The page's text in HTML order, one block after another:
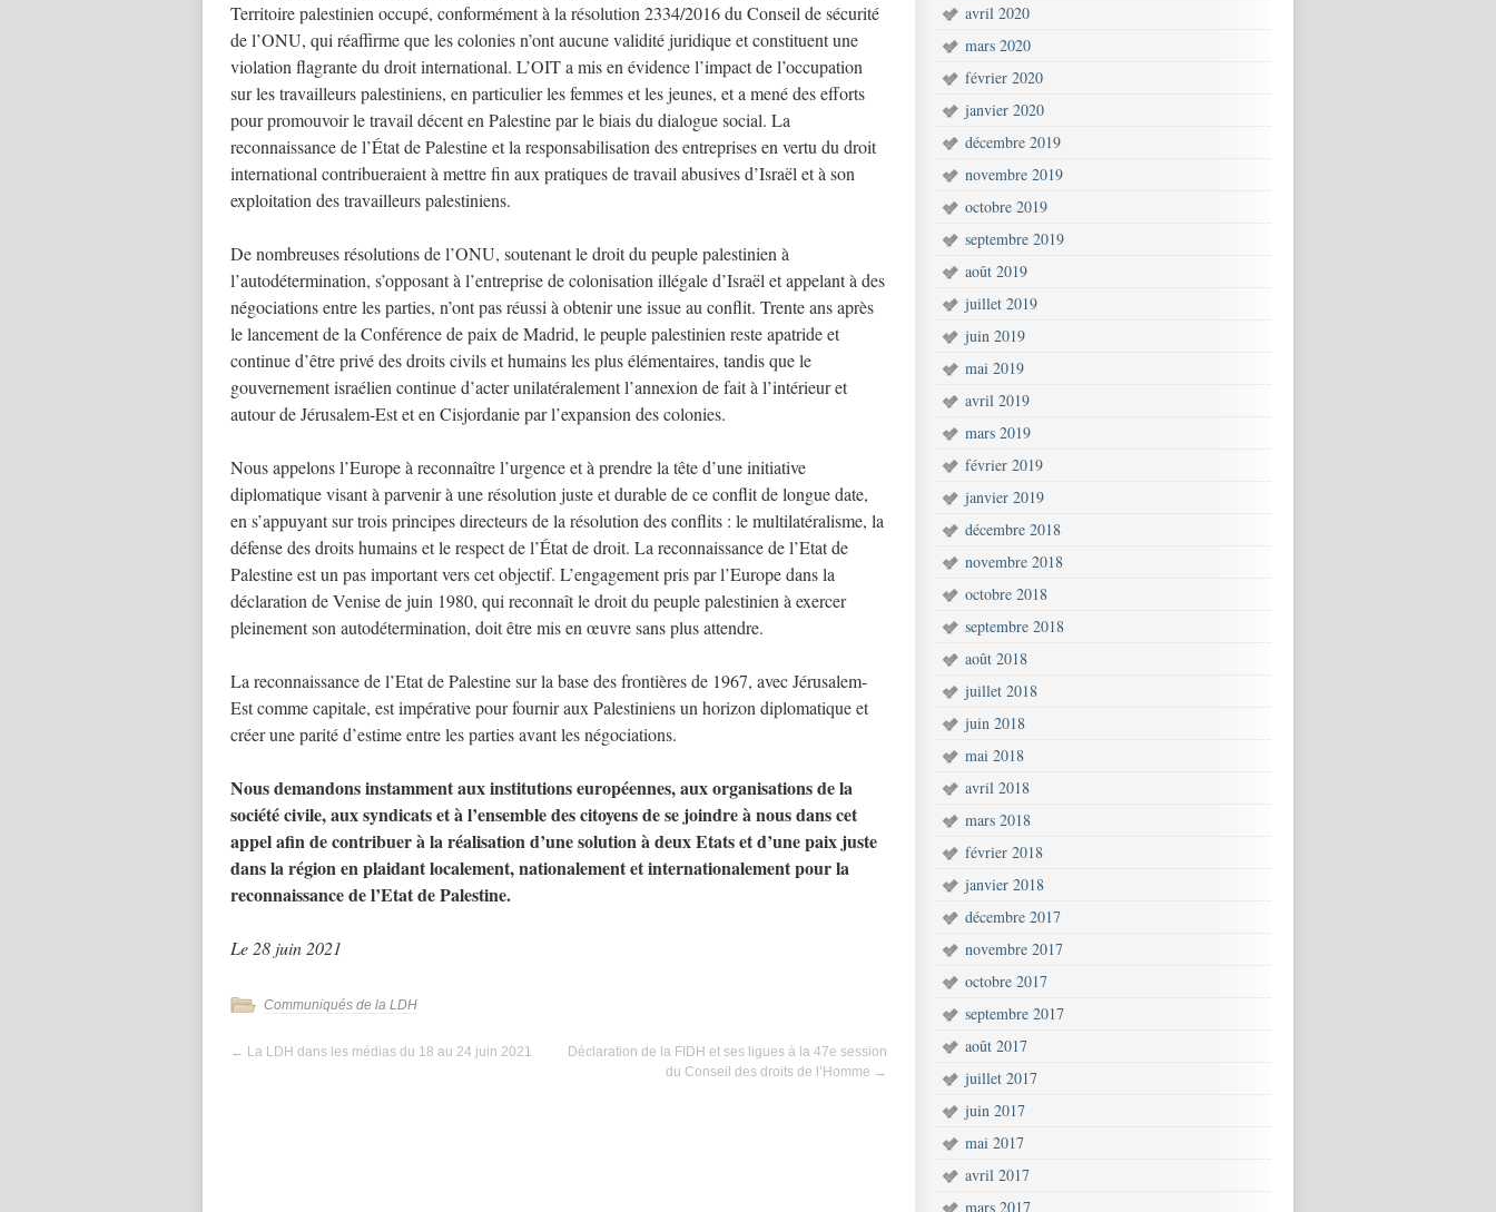
Territoire palestinien occupé, conformément à la résolution 2334/2016 du Conseil de sécurité
de l’ONU, qui réaffirme que les colonies n’ont aucune validité juridique et constituent une
violation flagrante du droit international. L’OIT a mis en évidence l’impact de l’occupation
sur les travailleurs palestiniens, en particulier les femmes et les jeunes, et a mené des efforts
pour promouvoir le travail décent en Palestine par le biais du dialogue social. La
reconnaissance de l’État de Palestine et la responsabilisation des entreprises en vertu du droit
international contribueraient à mettre fin aux pratiques de travail abusives d’Israël et à son
exploitation des travailleurs palestiniens.
De nombreuses résolutions de l’ONU, soutenant le droit du peuple palestinien à
l’autodétermination, s’opposant à l’entreprise de colonisation illégale d’Israël et appelant à des
négociations entre les parties, n’ont pas réussi à obtenir une issue au conflit. Trente ans après
le lancement de la Conférence de paix de Madrid, le peuple palestinien reste apatride et
continue d’être privé des droits civils et humains les plus élémentaires, tandis que le
gouvernement israélien continue d’acter unilatéralement l’annexion de fait à l’intérieur et
autour de Jérusalem-Est et en Cisjordanie par l’expansion des colonies.
Nous appelons l’Europe à reconnaître l’urgence et à prendre la tête d’une initiative
diplomatique visant à parvenir à une résolution juste et durable de ce conflit de longue date,
en s’appuyant sur trois principes directeurs de la résolution des conflits : le multilatéralisme, la
défense des droits humains et le respect de l’État de droit. La reconnaissance de l’Etat de
Palestine est un pas important vers cet objectif. L’engagement pris par l’Europe dans la
déclaration de Venise de juin 1980, qui reconnaît le droit du peuple palestinien à exercer
pleinement son autodétermination, doit être mis en œuvre sans plus attendre.
La reconnaissance de l’Etat de Palestine sur la base des frontières de 1967, avec Jérusalem-
Est comme capitale, est impérative pour fournir aux Palestiniens un horizon diplomatique et
créer une parité d’estime entre les parties avant les négociations.
Nous demandons instamment aux institutions européennes, aux organisations de la
société civile, aux syndicats et à l’ensemble des citoyens de se joindre à nous dans cet
appel afin de contribuer à la réalisation d’une solution à deux Etats et d’une paix juste
dans la région en plaidant localement, nationalement et internationalement pour la
reconnaissance de l’Etat de Palestine.
Le 28 juin 2021
Communiqués de la LDH
← La LDH dans les médias du 18 au 24 juin 2021
Déclaration de la FIDH et ses ligues à la 47e session
du Conseil des droits de l’Homme →
avril 2020
mars 2020
février 2020
janvier 2020
décembre 2019
novembre 2019
octobre 2019
septembre 2019
août 2019
juillet 2019
juin 2019
mai 2019
avril 2019
mars 2019
février 2019
janvier 2019
décembre 2018
novembre 2018
octobre 2018
septembre 2018
août 2018
juillet 2018
juin 2018
mai 2018
avril 2018
mars 2018
février 2018
janvier 2018
décembre 2017
novembre 2017
octobre 2017
septembre 2017
août 2017
juillet 2017
juin 2017
mai 2017
avril 2017
mars 2017